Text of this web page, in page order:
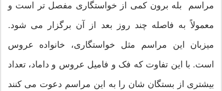
مراسم بله برون کمی از خواستگاری مفصل تر است و
معمولاً به فاصله چند روز بعد از آن برگزار می شود.
میزبان این مراسم مثل خواستگاری، خانواده عروس
است. با این تفاوت که فک و فامیل عروس و داماد، تعداد
بیشتری از بستگان شان را به این مراسم دعوت می کنند